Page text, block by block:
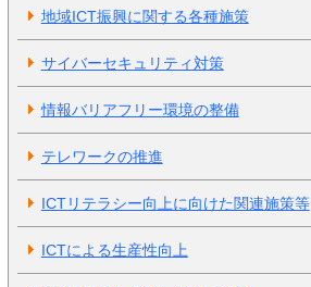
地域ICT振興に関する各種施策
サイバーセキュリティ対策
情報バリアフリー環境の整備
テレワークの推進
ICTリテラシー向上に向けた関連施策等
ICTによる生産性向上